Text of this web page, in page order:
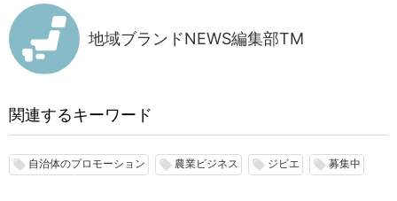
地域ブランドNEWS編集部TM
関連するキーワード
local_offer 自治体のプロモーション local_offer 農業ビジネス local_offer ジビエ local_offer 募集中